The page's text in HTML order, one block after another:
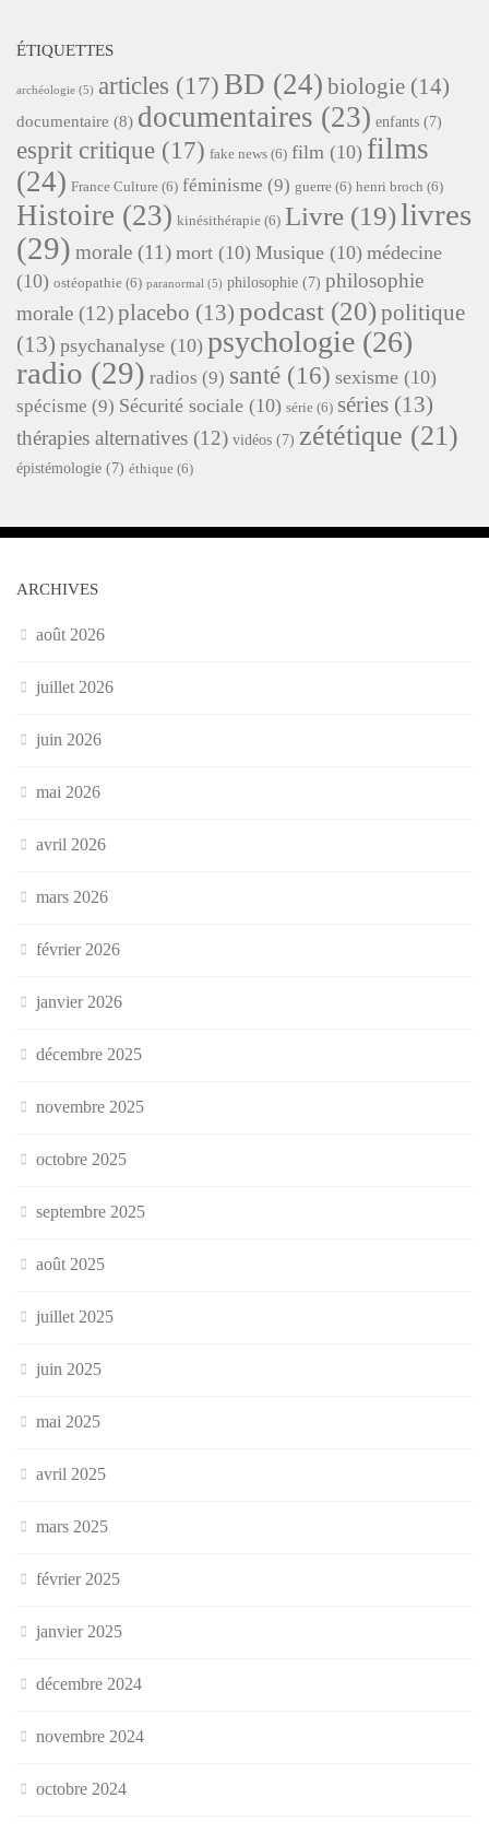
ÉTIQUETTES
archéologie (5) articles (17) BD (24) biologie (14)
documentaire (8) documentaires (23) enfants (7)
esprit critique (17) fake news (6) film (10) films
(24) France Culture (6) féminisme (9) guerre (6) henri broch (6)
Histoire (23) kinésithérapie (6) Livre (19)livres
(29) morale (11) mort (10) Musique (10) médecine
(10) ostéopathie (6) paranormal (5) philosophie (7) philosophie
morale (12)placebo (13) podcast (20)politique
(13) psychanalyse (10) psychologie (26)
radio (29) radios (9) santé (16) sexisme (10)
spécisme (9) Sécurité sociale (10) série (6) séries (13)
thérapies alternatives (12) vidéos (7) zététique (21)
épistémologie (7) éthique (6)
ARCHIVES
août 2026
juillet 2026
juin 2026
mai 2026
avril 2026
mars 2026
février 2026
janvier 2026
décembre 2025
novembre 2025
octobre 2025
septembre 2025
août 2025
juillet 2025
juin 2025
mai 2025
avril 2025
mars 2025
février 2025
janvier 2025
décembre 2024
novembre 2024
octobre 2024